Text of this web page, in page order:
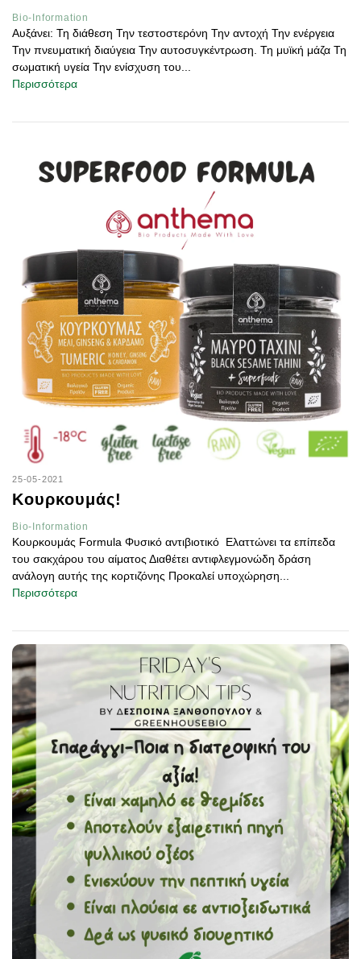
Bio-Information
Αυξάνει: Τη διάθεση Την τεστοστερόνη Την αντοχή Την ενέργεια
Την πνευματική διαύγεια Την αυτοσυγκέντρωση. Τη μυϊκή μάζα Τη
σωματική υγεία Την ενίσχυση του...
Περισσότερα
25-05-2021
Κουρκουμάς!
Bio-Information
Κουρκουμάς Formula Φυσικό αντιβιοτικό Ελαττώνει τα επίπεδα
του σακχάρου του αίματος Διαθέτει αντιφλεγμονώδη δράση
ανάλογη αυτής της κορτιζόνης Προκαλεί υποχώρηση...
Περισσότερα